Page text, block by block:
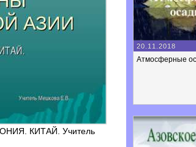
КИТАЙ. Учитель
20.11.2018
Атмосферные